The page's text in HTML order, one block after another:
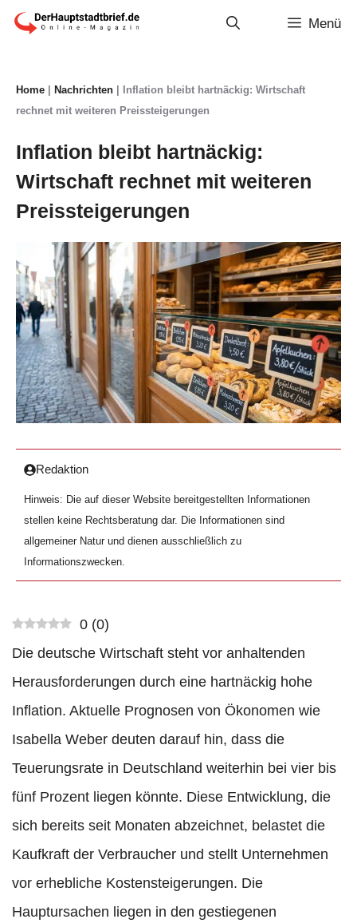
Zum
Menü
Home Nachrichten
Inflation bleibt hartnäckig: Wirtschaft
rechnet mit weiteren Preissteigerungen
Inflation bleibt hartnäckig:
Wirtschaft rechnet mit weiteren
Preissteigerungen
Redaktion
Hinweis: Die auf dieser Website bereitgestellten Informationen
stellen keine Rechtsberatung dar. Die Informationen sind
allgemeiner Natur und dienen ausschließlich zu
Informationszwecken.
0 (0)
Die deutsche Wirtschaft steht vor anhaltenden
Herausforderungen durch eine hartnäckig hohe
Inflation. Aktuelle Prognosen von Ökonomen wie
Isabella Weber deuten darauf hin, dass die
Teuerungsrate in Deutschland weiterhin bei vier bis
fünf Prozent liegen könnte. Diese Entwicklung, die
sich bereits seit Monaten abzeichnet, belastet die
Kaufkraft der Verbraucher und stellt Unternehmen
vor erhebliche Kostensteigerungen. Die
Hauptursachen liegen in den gestiegenen